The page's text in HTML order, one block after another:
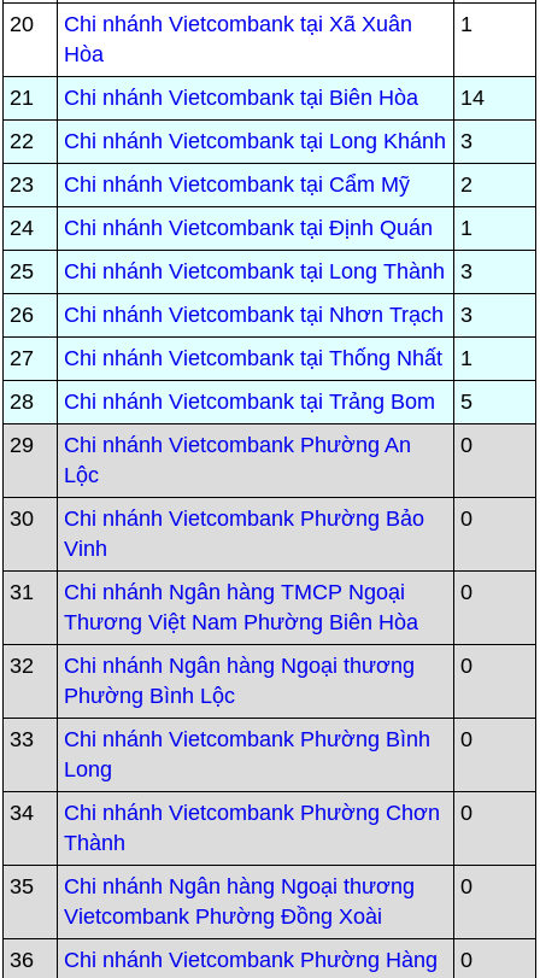
20
Chi nhánh Vietcombank tại Xã Xuân
Hòa
1
21 Chi nhánh Vietcombank tại Biên Hòa
14
22
Chi nhánh Vietcombank tại Long Khánh
3
23
Chi nhánh Vietcombank tại Cẩm Mỹ
2
24
Chi nhánh Vietcombank tại Định Quán
1
25
Chi nhánh Vietcombank tại Long Thành
3
26
Chi nhánh Vietcombank tại Nhơn Trạch
3
27
Chi nhánh Vietcombank tại Thống Nhất
1
28
Chi nhánh Vietcombank tại Trảng Bom
5
29
Chi nhánh Vietcombank Phường An
Lộc
0
30
Chi nhánh Vietcombank Phường Bảo
Vinh
0
31
Chi nhánh Ngân hàng TMCP Ngoại
Thương Việt Nam Phường Biên Hòa
0
32
Chi nhánh Ngân hàng Ngoại thương
Phường Bình Lộc
0
33
Chi nhánh Vietcombank Phường Bình
Long
0
34
Chi nhánh Vietcombank Phường Chơn
Thành
0
35
Chi nhánh Ngân hàng Ngoại thương
Vietcombank Phường Đồng Xoài
0
36 Chi nhánh Vietcombank Phường Hàng 0